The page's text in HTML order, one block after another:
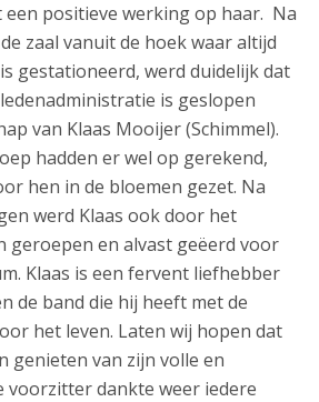
positieve werking op haar. Na
zaal vanuit de hoek waar altijd
gestationeerd, werd duidelijk dat
is geslopen
van Klaas Mooijer (Schimmel).
hadden er wel op gerekend,
hen in de bloemen gezet. Na
werd Klaas ook door het
geroepen en alvast geëerd voor
Klaas is een fervent liefhebber
de band die hij heeft met de
het leven. Laten wij hopen dat
genieten van zijn volle en
voorzitter dankte weer iedere